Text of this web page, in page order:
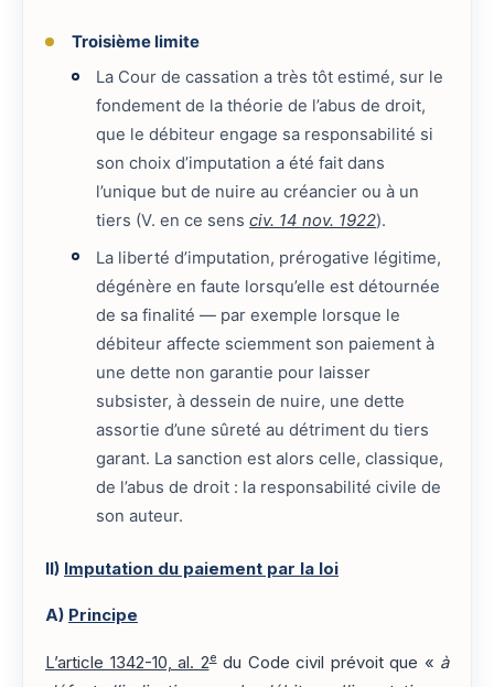
Troisième limite
La Cour de cassation a très tôt estimé, sur le
fondement de la théorie de l’abus de droit,
que le débiteur engage sa responsabilité si
son choix d’imputation a été fait dans
l’unique but de nuire au créancier ou à un
tiers (V. en ce sensciv. 14 nov. 1922).
La liberté d’imputation, prérogative légitime,
dégénère en faute lorsqu’elle est détournée
de sa finalité — par exemple lorsque le
débiteur affecte sciemment son paiement à
une dette non garantie pour laisser
subsister, à dessein de nuire, une dette
assortie d’une sûreté au détriment du tiers
garant. La sanction est alors celle, classique,
de l’abus de droit : la responsabilité civile de
son auteur.
II) Imputation du paiement par la loi
A) Principe
L’article 1342-10, al. 2edu Code civil prévoit que « à